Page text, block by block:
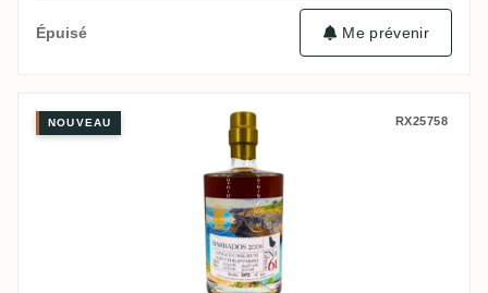
Épuisé Me prévenir
Foursquare Rumclub Private Selection
NOUVEAU RX25758